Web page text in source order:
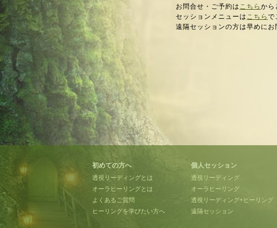
お問合せ・ご予約は こちら から
セッションメニューは こちら で
遠隔セッションの方は早めにお
初めての方へ
透視リーディングとは
オーラヒーリングとは
よくあるご質問
ヒーリングを学びたい方へ
個人セッション
透視リーディング
オーラヒーリング
透視リーディング+ヒーリング
遠隔セッション